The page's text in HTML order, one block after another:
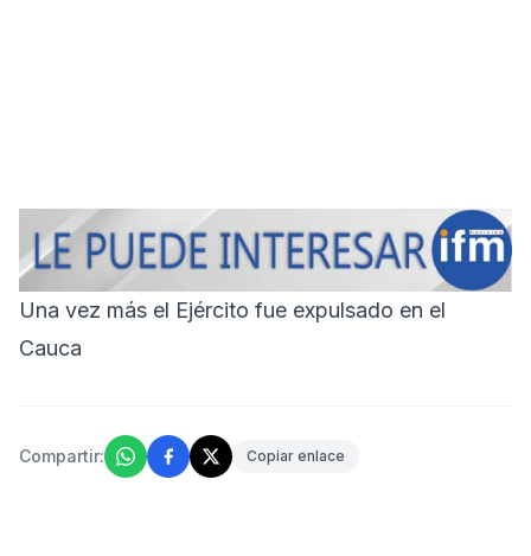
Una vez más el Ejército fue expulsado en el
Cauca
Compartir: Copiar enlace